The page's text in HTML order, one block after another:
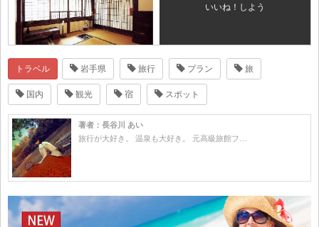
いいね！しよう
トラベル 岩手県 旅行 プラン 旅
国内 観光 宿 スポット
著者：長谷川 あい
旅行が大好き。 温泉も大好き。 元高級旅館フ…